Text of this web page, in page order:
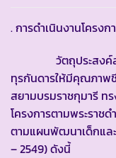
. การดำเนินงานโครงก
วัตถุประสงค์สำคั
ทุรกันดารให้มีคุณภาพ
สยามบรมราชกุมารี ท
โครงการตามพระราชด
ตามแผนพัฒนาเด็กและ
– 2549) ดังนี้